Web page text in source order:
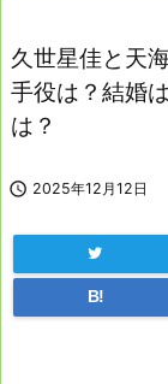
久世星佳と天
手役は？結婚
は？
 2025年12月12日
B!